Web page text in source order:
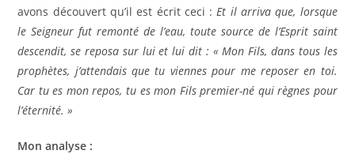
avons découvert qu’il est écrit ceci :Et il arriva que, lorsque
le Seigneur fut remonté de l’eau, toute source de l’Esprit saint
descendit, se reposa sur lui et lui dit : « Mon Fils, dans tous les
prophètes, j’attendais que tu viennes pour me reposer en toi.
Car tu es mon repos, tu es mon Fils premier-né qui règnes pour
l’éternité. »
Mon analyse :